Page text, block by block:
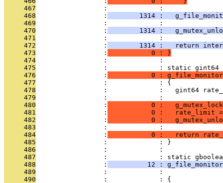
     467
                 :             :
     468
                 :
1314 :
     469
                 :             :
     470
                 :
1314 :
     471
                 :             :
     472
                 :
1314 :   return
     473
                 :
           0 : }
     474
                 :             :
     475
                 :             : static gint64
     476
                 :
0 :
     477
                 :             : {
     478
:             :   gint64
     479
                 :             :
     480
                 :
0 :
     481
                 :
0 :   rate_limit
     482
                 :
0 :
     483
                 :             :
     484
                 :
0 :   return
     485
                 :             : }
     486
                 :             :
     487
:             : static
     488
                 :
12 :
     489
:             :
     490
                 :             : {